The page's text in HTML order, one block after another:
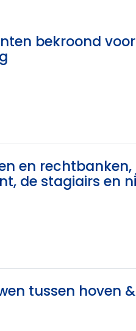
bekroond
en
de stagiairs en
tussen hoven